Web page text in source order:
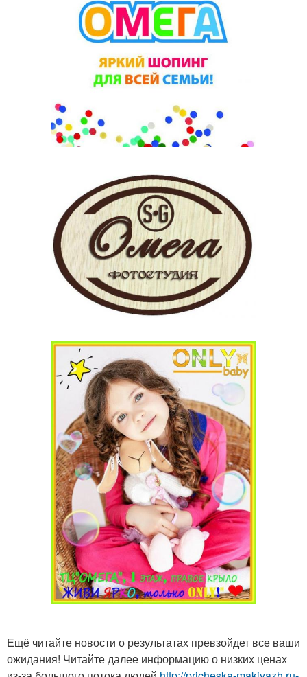
Ещё читайте новости о результатах превзойдет все ваши
ожидания! Читайте далее информацию о низких ценах